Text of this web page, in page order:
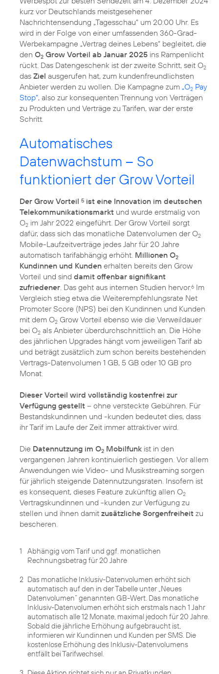
kurz vor Deutschlands meistgesehener
Nachrichtensendung „Tagesschau“ um 20:00 Uhr. Es
wird in der Folge von einer umfassenden 360-Grad-
Werbekampagne „Vertrag deines Lebens“ begleitet, die
den O2 Grow Vorteil ab Januar 2025 ins Rampenlicht
rückt. Das Datengeschenk ist der zweite Schritt, seit O2
das Ziel ausgerufen hat, zum kundenfreundlichsten
Anbieter werden zu wollen. Die Kampagne zum „O2 Pay
Stop“, also zur konsequenten Trennung von Verträgen
zu Produkten und Verträge zu Tarifen, war der erste
Schritt.
Automatisches
Datenwachstum – So
funktioniert der Grow Vorteil
Der Grow Vorteil 5 ist eine Innovation im deutschen
Telekommunikationsmarkt und wurde erstmalig von
O2 im Jahr 2022 eingeführt. Der Grow Vorteil sorgt
dafür, dass sich das monatliche Datenvolumen der O2
Mobile-Laufzeitverträge jedes Jahr für 20 Jahre
automatisch tarifabhängig erhöht. Millionen O2
Kundinnen und Kunden erhalten bereits den Grow
Vorteil und sind damit offenbar signifikant
zufriedener . Das geht aus internen Studien hervor.6 Im
Vergleich stieg etwa die Weiterempfehlungsrate Net
Promoter Score (NPS) bei den Kundinnen und Kunden
mit dem O2 Grow Vorteil ebenso wie die Verweildauer
bei O2 als Anbieter überdurchschnittlich an. Die Höhe
des jährlichen Upgrades hängt vom jeweiligen Tarif ab
und beträgt zusätzlich zum schon bereits bestehenden
Vertrags-Datenvolumen 1 GB, 5 GB oder 10 GB pro
Monat.
Dieser Vorteil wird vollständig kostenfrei zur
Verfügung gestellt – ohne versteckte Gebühren. Für
Bestandskundinnen und -kunden bedeutet dies, dass
ihr Tarif im Laufe der Zeit immer attraktiver wird.
Die Datennutzung im O2 Mobilfunk ist in den
vergangenen Jahren kontinuierlich gestiegen. Vor allem
Anwendungen wie Video- und Musikstreaming sorgen
für jährlich steigende Datennutzungsraten. Insofern ist
es konsequent, dieses Feature zukünftig allen O2
Vertragskundinnen und -kunden zur Verfügung zu
stellen und ihnen damit zusätzliche Sorgenfreiheit zu
bescheren.
1
Abhängig vom Tarif und ggf. monatlichen
Rechnungsbetrag für 20 Jahre
2 Das monatliche Inklusiv-Datenvolumen erhöht sich
automatisch auf den in der Tabelle unter „Neues
Datenvolumen“ genannten GB-Wert. Das monatliche
Inklusiv-Datenvolumen erhöht sich erstmals nach 1 Jahr
automatisch alle 12 Monate, maximal jedoch für 20 Jahre.
Sobald die jährliche Erhöhung aufgebraucht ist,
informieren wir Kundinnen und Kunden per SMS. Die
kostenlose Erhöhung des Inklusiv-Datenvolumens
entfällt bei Tarifwechsel.